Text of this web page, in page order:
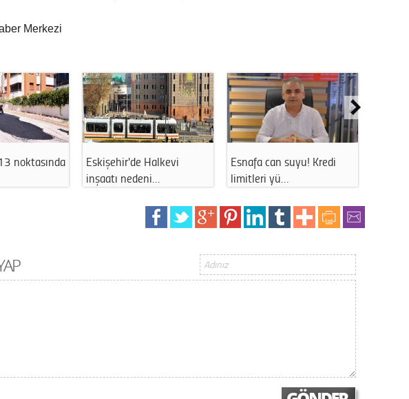
Merkezi
noktasında
Eskişehir'de Halkevi
inşaatı nedeni…
Esnafa can suyu! Kredi
limitleri yü…